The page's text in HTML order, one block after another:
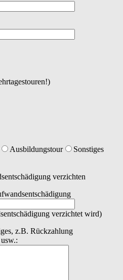
Ausbildungstour
Sonstiges
verzichten
verzichtet wird)
z.B. Rückzahlung